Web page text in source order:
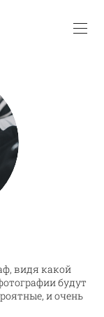
видя какой
будут
и очень